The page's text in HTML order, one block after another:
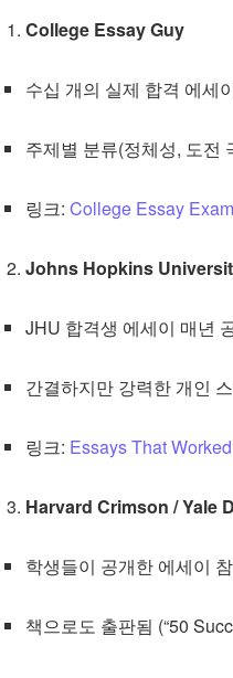
College Essay Guy
수십 개의 실제 합격 에세
주제별 분류(정체성, 도전
링크:College Essay
Johns Hopkins
JHU 합격생 에세이 매년
간결하지만 강력한 개인
링크: Essays That Worked
Harvard Crimson / Yale
학생들이 공개한 에세이
책으로도 출판됨 (“50